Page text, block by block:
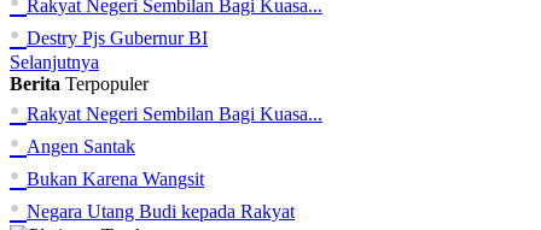
Rakyat Negeri Sembilan Bagi Kuasa...
• Destry Pjs Gubernur BI
Selanjutnya
Berita Terpopuler
• Rakyat Negeri Sembilan Bagi Kuasa...
• Angen Santak
• Bukan Karena Wangsit
• Negara Utang Budi kepada Rakyat